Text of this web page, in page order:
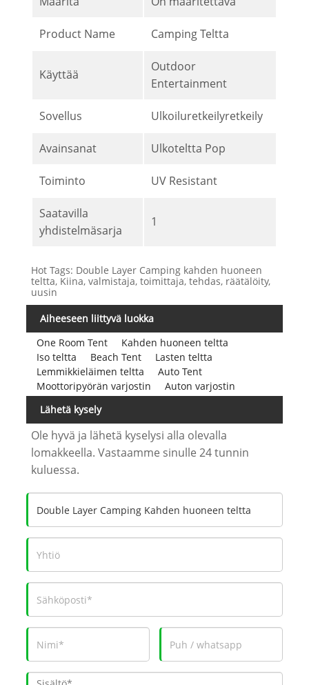
Product Name Camping Teltta
Käyttää
Outdoor
Entertainment
Sovellus Ulkoiluretkeilyretkeily
Avainsanat Ulkoteltta Pop
Toiminto UV Resistant
Saatavilla
yhdistelmäsarja
1
Hot Tags: Double Layer Camping kahden huoneen
teltta, Kiina, valmistaja, toimittaja, tehdas, räätälöity,
uusin
Aiheeseen liittyvä luokka
One Room Tent
Kahden huoneen teltta
Iso teltta
Beach Tent
Lasten teltta
Lemmikkieläimen teltta
Auto Tent
Moottoripyörän varjostin
Auton varjostin
Lähetä kysely
Ole hyvä ja lähetä kyselysi alla olevalla
lomakkeella. Vastaamme sinulle 24 tunnin
kuluessa.